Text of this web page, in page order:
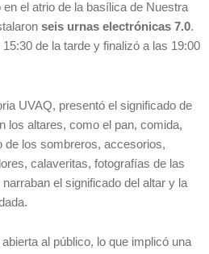
en el atrio de la basílica de Nuestra
seis urnas electrónicas 7.0.
de la tarde y finalizó a las 19:00
UVAQ, presentó el significado de
los altares, como el pan, comida,
los sombreros, accesorios,
calaveritas, fotografías de las
el significado del altar y la
abierta al público, lo que implicó una